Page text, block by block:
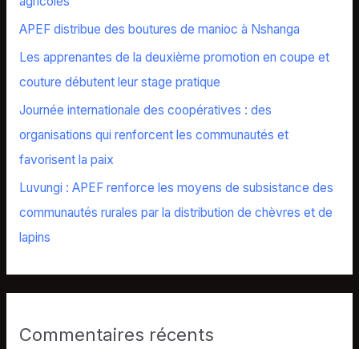
APEF distribue des boutures de manioc à Nshanga
Les apprenantes de la deuxième promotion en coupe et
couture débutent leur stage pratique
Journée internationale des coopératives : des
organisations qui renforcent les communautés et
favorisent la paix
Luvungi : APEF renforce les moyens de subsistance des
communautés rurales par la distribution de chèvres et de
lapins
Commentaires récents